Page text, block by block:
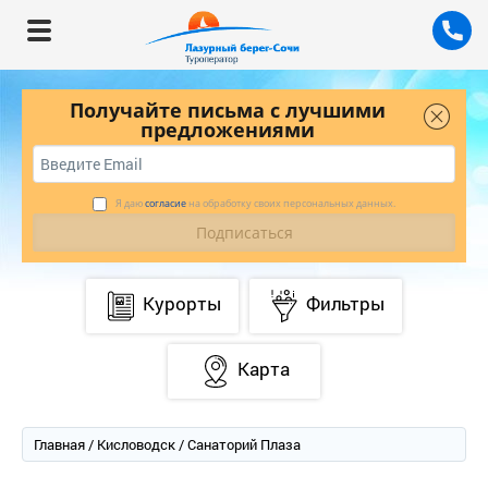
Получайте письма с лучшими
предложениями
Я даюсогласие на обработку своих персональных данных.
Курорты Фильтры
Карта
Главная/ Кисловодск/ Санаторий Плаза